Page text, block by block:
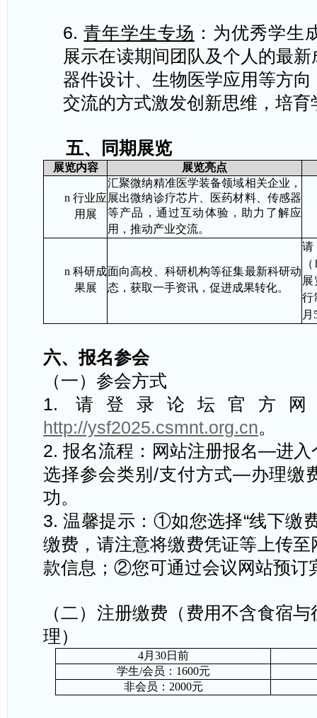
6.青年学生专场 ：为优秀学生
展示在读期间团队及个人的最
器件设计、生物医学应用等方
交流的方式激发创新思维，培
五、 同期展览
展览内容 展览亮点
n 行业应
用展
汇聚微纳精准医学装备领域相关企业，
展出微纳诊疗芯片、医药材料、传感器
等产品，通过互动体验，助力了解应
用，推动产业交流。
n 科研成
果展
面向高校、科研机构等征集最新科研动
态，获取一手资讯，促进成果转化。
（
展
行
月
六、报名参会
（一）参会方式
1. 请登录论坛官方
http://ysf2025.csmnt.org.cn。
2.报名流程：网站注册报名—进入
选择参会类别 /支付方式—办理缴
功。
3.温馨提示： ①如您选择“线下缴
缴费，请注意将缴费凭证等上传
款信息； ②您可通过会议网站预订
（二）注册缴费（费用不含食宿
理）
4月 30日前
学生/会员 ： 1600元
非会员： 2000元